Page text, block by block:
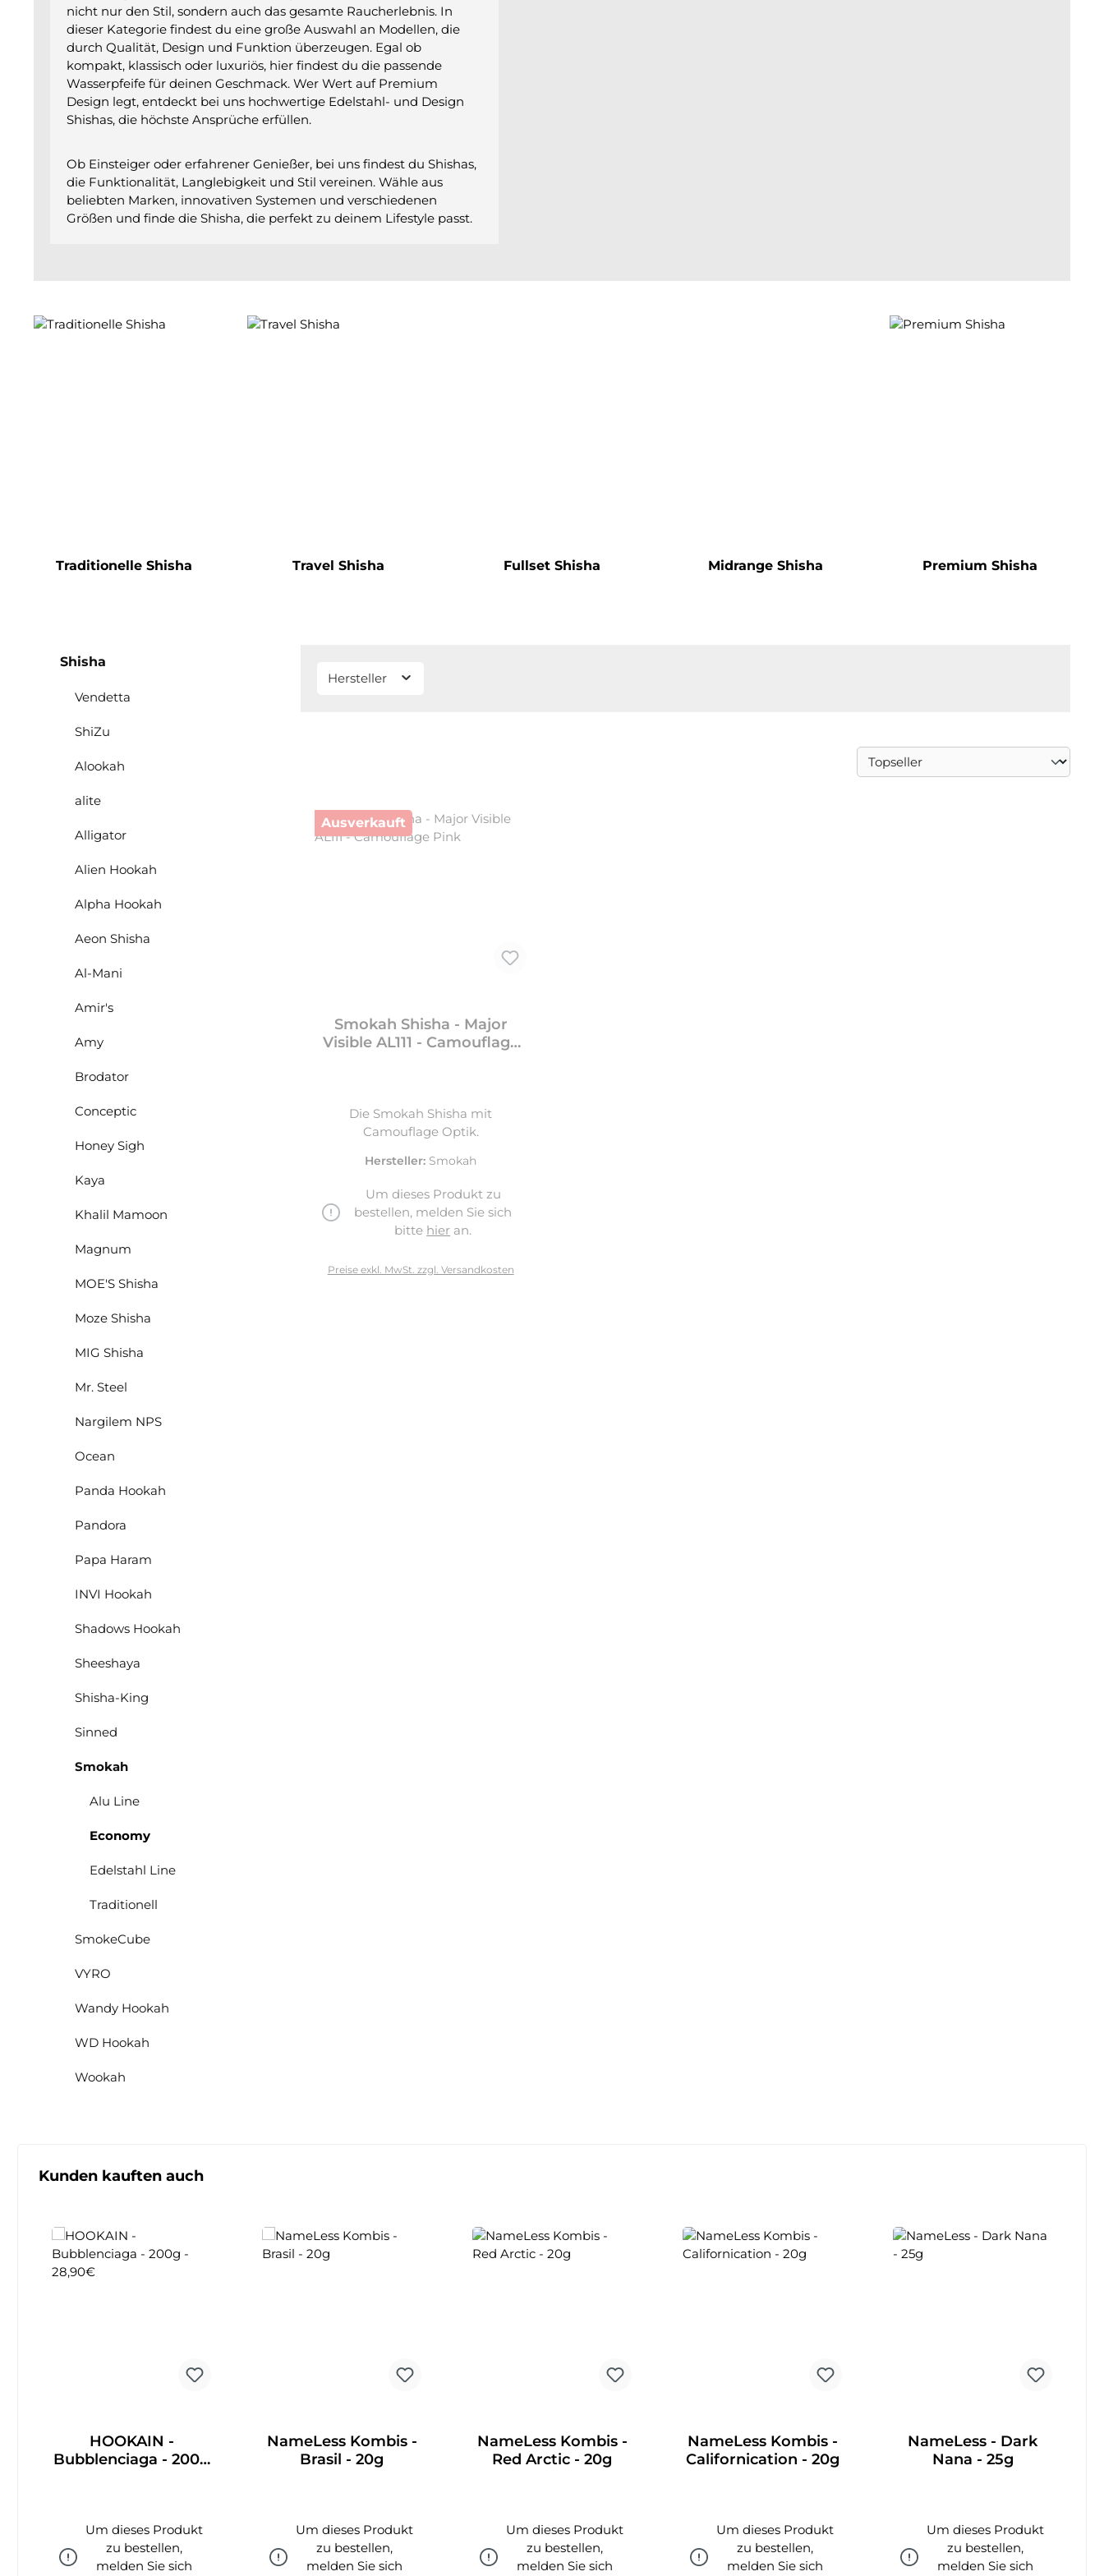
nicht nur den Stil, sondern auch das gesamte Raucherlebnis. In
dieser Kategorie findest du eine große Auswahl an Modellen, die
durch Qualität, Design und Funktion überzeugen. Egal ob
kompakt, klassisch oder luxuriös, hier findest du die passende
Wasserpfeife für deinen Geschmack. Wer Wert auf Premium
Design legt, entdeckt bei uns hochwertige Edelstahl- und Design
Shishas, die höchste Ansprüche erfüllen.
Ob Einsteiger oder erfahrener Genießer, bei uns findest du Shishas,
die Funktionalität, Langlebigkeit und Stil vereinen. Wähle aus
beliebten Marken, innovativen Systemen und verschiedenen
Größen und finde die Shisha, die perfekt zu deinem Lifestyle passt.
Traditionelle Shisha Travel Shisha Fullset Shisha Midrange Shisha Premium Shisha
Shisha
Vendetta
ShiZu
Alookah
alite
Alligator
Alien Hookah
Alpha Hookah
Aeon Shisha
Al-Mani
Amir's
Amy
Brodator
Conceptic
Honey Sigh
Kaya
Khalil Mamoon
Magnum
MOE'S Shisha
Moze Shisha
MIG Shisha
Mr. Steel
Nargilem NPS
Ocean
Panda Hookah
Pandora
Papa Haram
INVI Hookah
Shadows Hookah
Sheeshaya
Shisha-King
Sinned
Smokah
Alu Line
Economy
Edelstahl Line
Traditionell
SmokeCube
VYRO
Wandy Hookah
WD Hookah
Wookah
Hersteller
Ausverkauft
Smokah Shisha - Major
Visible AL111 - Camouflage
Die Smokah Shisha mit
Camouflage Optik.
Hersteller: Smokah
Um dieses Produkt zu
bestellen, melden Sie sich
bitte hier an.
Preise exkl. MwSt. zzgl. Versandkosten
Produktgalerie überspringen
Kunden kauften auch
HOOKAIN -
Bubblenciaga - 200g
Um dieses Produkt
zu bestellen,
melden Sie sich
NameLess Kombis -
Brasil - 20g
Um dieses Produkt
zu bestellen,
melden Sie sich
NameLess Kombis -
Red Arctic - 20g
Um dieses Produkt
zu bestellen,
melden Sie sich
NameLess Kombis -
Californication - 20g
Um dieses Produkt
zu bestellen,
melden Sie sich
NameLess - Dark
Nana - 25g
Um dieses Produkt
zu bestellen,
melden Sie sich